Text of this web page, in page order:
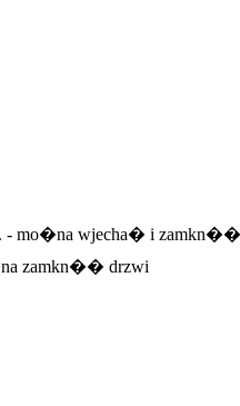
- mo�na wjecha� i
zamkn�� drzwi